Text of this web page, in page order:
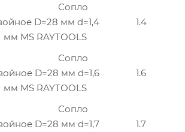
Сопло
D=28 мм d=1,4
мм MS RAYTOOLS
1.4
Сопло
D=28 мм d=1,6
мм MS RAYTOOLS
1.6
Сопло
D=28 мм d=1,7
1.7